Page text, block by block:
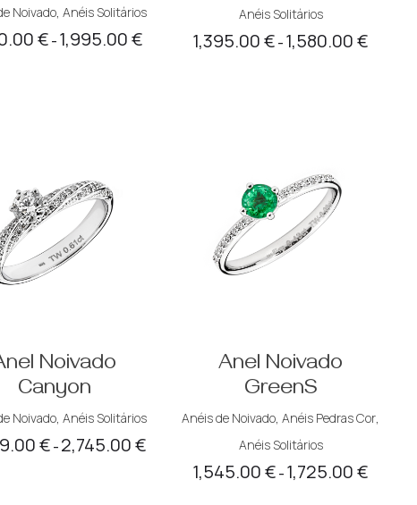
Noivado, Anéis Solitários
€ – 1,995.00€Price
Anéis Solitários
1,395.00€ – 1,580.00€
Noivado
Canyon
Noivado, Anéis Solitários
€ – 2,745.00€Price
Anel Noivado
GreenS
Anéis de Noivado,Anéis Pedras Cor,
Anéis Solitários
1,545.00€ – 1,725.00€